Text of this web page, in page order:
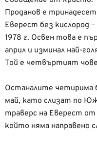
Проданов е
Еверест без кислород
1978 г. Освен това е
април и изминал най-
Той е четвъртият
Останалите четирима
май, като слизат по
траверс на Еверест
който няма направено